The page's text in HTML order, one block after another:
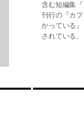
含む短編集
刊行の『カ
かっている
されている。